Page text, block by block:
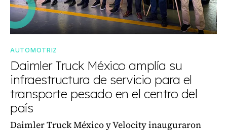
AUTOMOTRIZ
Daimler Truck México amplía su
infraestructura de servicio para el
transporte pesado en el centro del
país
Daimler Truck México y Velocity inauguraron